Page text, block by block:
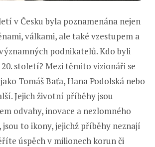
v Česku byla poznamenána nejen
válkami, ale také vzestupem a
podnikatelů. Kdo byli
století? Mezi těmito vizionáři se
Tomáš Baťa, Hana Podolská nebo
Jejich životní příběhy jsou
odvahy, inovace a nezlomného
jsou to ikony, jejichž příběhy neznají
úspěch v milionech korun či